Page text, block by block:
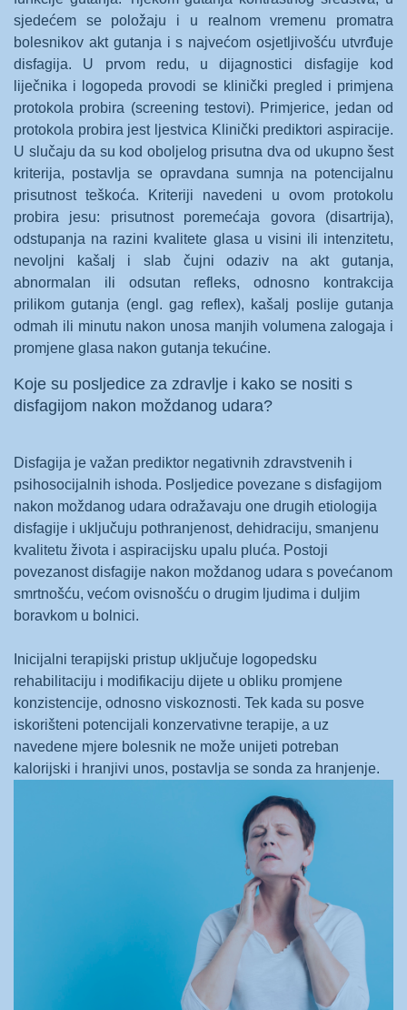
sjedećem se položaju i u realnom vremenu promatra
bolesnikov akt gutanja i s najvećom osjetljivošću utvrđuje
disfagija. U prvom redu, u dijagnostici disfagije kod
liječnika i logopeda provodi se klinički pregled i primjena
protokola probira (screening testovi). Primjerice, jedan od
protokola probira jest ljestvica Klinički prediktori aspiracije.
U slučaju da su kod oboljelog prisutna dva od ukupno šest
kriterija, postavlja se opravdana sumnja na potencijalnu
prisutnost teškoća. Kriteriji navedeni u ovom protokolu
probira jesu: prisutnost poremećaja govora (disartrija),
odstupanja na razini kvalitete glasa u visini ili intenzitetu,
nevoljni kašalj i slab čujni odaziv na akt gutanja,
abnormalan ili odsutan refleks, odnosno kontrakcija
prilikom gutanja (engl. gag reflex), kašalj poslije gutanja
odmah ili minutu nakon unosa manjih volumena zalogaja i
promjene glasa nakon gutanja tekućine.
Koje su posljedice za zdravlje i kako se nositi s
disfagijom nakon moždanog udara?
Disfagija je važan prediktor negativnih zdravstvenih i
psihosocijalnih ishoda. Posljedice povezane s disfagijom
nakon moždanog udara odražavaju one drugih etiologija
disfagije i uključuju pothranjenost, dehidraciju, smanjenu
kvalitetu života i aspiracijsku upalu pluća. Postoji
povezanost disfagije nakon moždanog udara s povećanom
smrtnošću, većom ovisnošću o drugim ljudima i duljim
boravkom u bolnici.
Inicijalni terapijski pristup uključuje logopedsku
rehabilitaciju i modifikaciju dijete u obliku promjene
konzistencije, odnosno viskoznosti. Tek kada su posve
iskorišteni potencijali konzervativne terapije, a uz
navedene mjere bolesnik ne može unijeti potreban
kalorijski i hranjivi unos, postavlja se sonda za hranjenje.